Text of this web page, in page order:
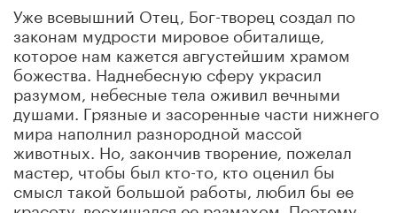
Уже всевышний Отец, Бог-творец создал по
законам мудрости мировое обиталище,
которое нам кажется августейшим храмом
божества. Наднебесную сферу украсил
разумом, небесные тела оживил вечными
душами. Грязные и засоренные части нижнего
мира наполнил разнородной массой
животных. Но, закончив творение, пожелал
мастер, чтобы был кто-то, кто оценил бы
смысл такой большой работы, любил бы ее